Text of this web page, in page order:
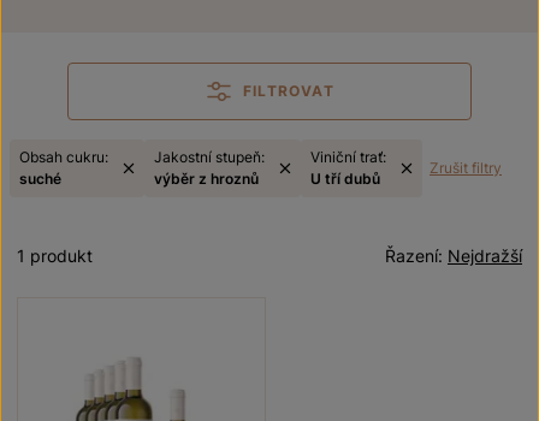
FILTROVAT
Obsah cukru:
suché
Jakostní stupeň:
výběr z hroznů
Viniční trať:
U tří dubů
Zrušit filtry
Nejdražší
Řazení:
1 produkt